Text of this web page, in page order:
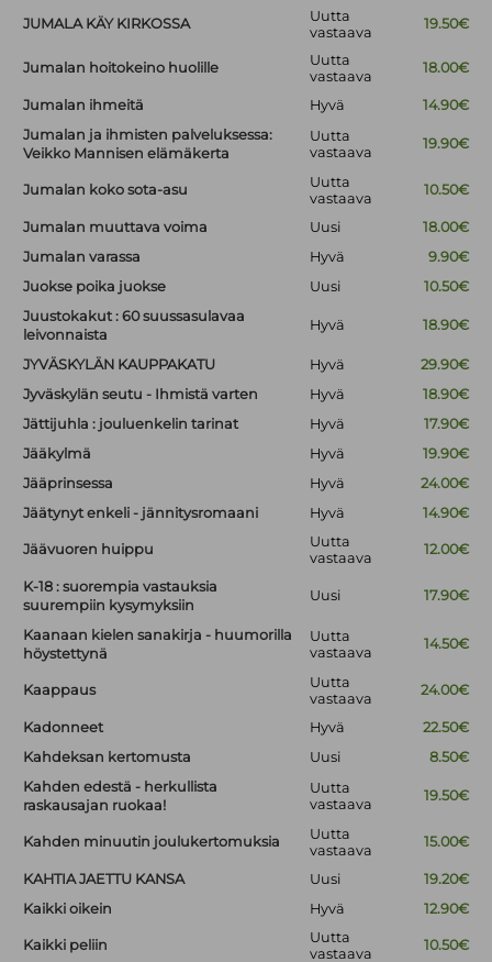
JUMALA KÄY KIRKOSSA
Uutta
vastaava
19.50€
Jumalan hoitokeino huolille
Uutta
vastaava
18.00€
Jumalan ihmeitä Hyvä
14.90€
Jumalan ja ihmisten palveluksessa:
Veikko Mannisen elämäkerta
Uutta
vastaava
19.90€
Jumalan koko sota-asu
Uutta
vastaava
10.50€
Jumalan muuttava voima Uusi
18.00€
Jumalan varassa
Hyvä
9.90€
Juokse poika juokse
Uusi
10.50€
Juustokakut : 60 suussasulavaa
leivonnaista
Hyvä 18.90€
JYVÄSKYLÄN KAUPPAKATU Hyvä
29.90€
Jyväskylän seutu - Ihmistä varten
Hyvä
18.90€
Jättijuhla : jouluenkelin tarinat
Hyvä
17.90€
Jääkylmä
Hyvä
19.90€
Jääprinsessa
Hyvä
24.00€
Jäätynyt enkeli - jännitysromaani
Hyvä 14.90€
Jäävuoren huippu
Uutta
vastaava
12.00€
K-18 : suorempia vastauksia
suurempiin kysymyksiin
Uusi 17.90€
Kaanaan kielen sanakirja - huumorilla
höystettynä
Uutta
vastaava
14.50€
Kaappaus
Uutta
vastaava
24.00€
Kadonneet Hyvä
22.50€
Kahdeksan kertomusta
Uusi
8.50€
Kahden edestä - herkullista
raskausajan ruokaa!
Uutta
vastaava
19.50€
Kahden minuutin joulukertomuksia
Uutta
vastaava
15.00€
KAHTIA JAETTU KANSA Uusi
19.20€
Kaikki oikein
Hyvä 12.90€
Kaikki peliin
Uutta
vastaava
10.50€